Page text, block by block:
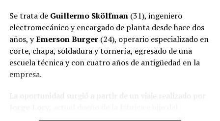
Se trata de Guillermo Skölfman(31), ingeniero
electromecánico y encargado de planta desde hace dos
años, yEmerson Burger(24), operario especializado en
corte, chapa, soldadura y tornería, egresado de una
escuela técnica y con cuatro años de antigüedad en la
empresa.
La oportunidad surgió a partir de un viaje realizado por